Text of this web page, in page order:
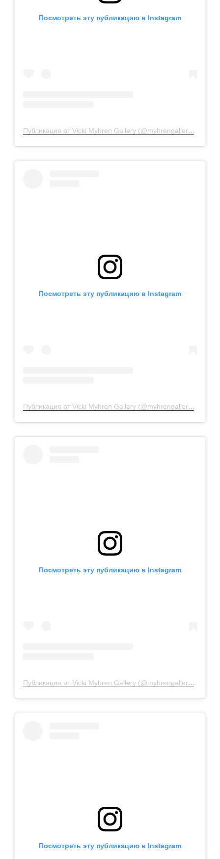
Посмотреть эту публикацию в Instagram
Публикация от Vicki Myhren Gallery (@myhrengallery)
Посмотреть эту публикацию в Instagram
Публикация от Vicki Myhren Gallery (@myhrengallery)
Посмотреть эту публикацию в Instagram
Публикация от Vicki Myhren Gallery (@myhrengallery)
Посмотреть эту публикацию в Instagram